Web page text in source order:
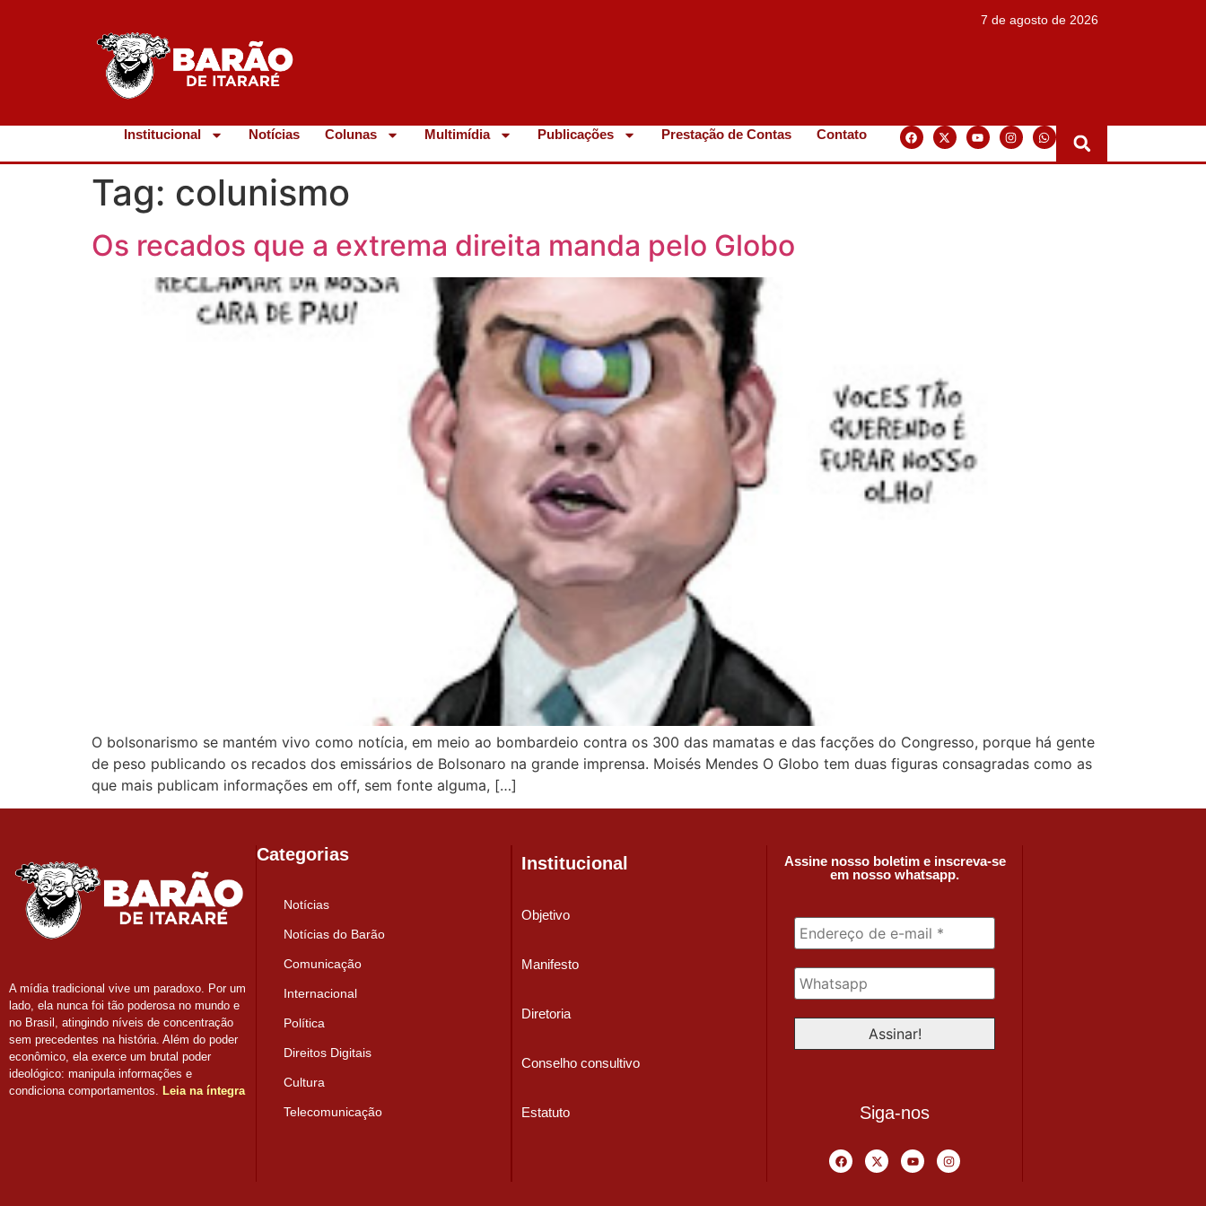
7 de agosto de 2026
Institucional Notícias Colunas Multimídia Publicações Prestação de Contas Contato
Tag: colunismo
Os recados que a extrema direita manda pelo Globo
O bolsonarismo se mantém vivo como notícia, em meio ao bombardeio contra os 300 das mamatas e das facções do Congresso, porque há gente
de peso publicando os recados dos emissários de Bolsonaro na grande imprensa. Moisés Mendes O Globo tem duas figuras consagradas como as
que mais publicam informações em off, sem fonte alguma, […]
A mídia tradicional vive um paradoxo. Por um
lado, ela nunca foi tão poderosa no mundo e
no Brasil, atingindo níveis de concentração
sem precedentes na história. Além do poder
econômico, ela exerce um brutal poder
ideológico: manipula informações e
condiciona comportamentos.
Leia na íntegra
Categorias
Notícias
Notícias do Barão
Comunicação
Internacional
Política
Direitos Digitais
Cultura
Telecomunicação
Institucional
Objetivo
Manifesto
Diretoria
Conselho consultivo
Estatuto
Assine nosso boletim e inscreva-se
em nosso whatsapp.
Siga-nos